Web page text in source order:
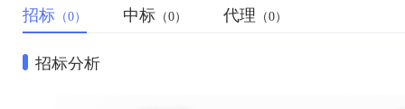
招标 （0） 中标 （0） 代理 （0）
招标分析